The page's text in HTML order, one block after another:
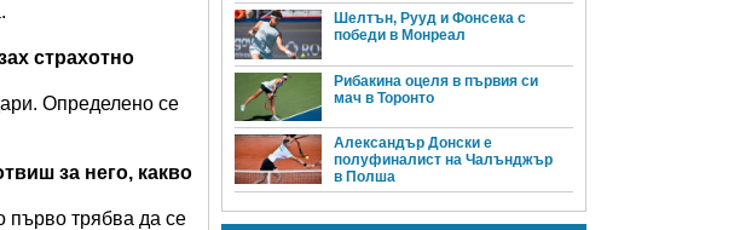
страхотно
Определено се
за него, какво
първо трябва да се
Шелтън, Рууд и Фонсека с
победи в Монреал
Рибакина оцеля в първия си
мач в Торонто
Александър Донски е
полуфиналист на Чалънджър
в Полша